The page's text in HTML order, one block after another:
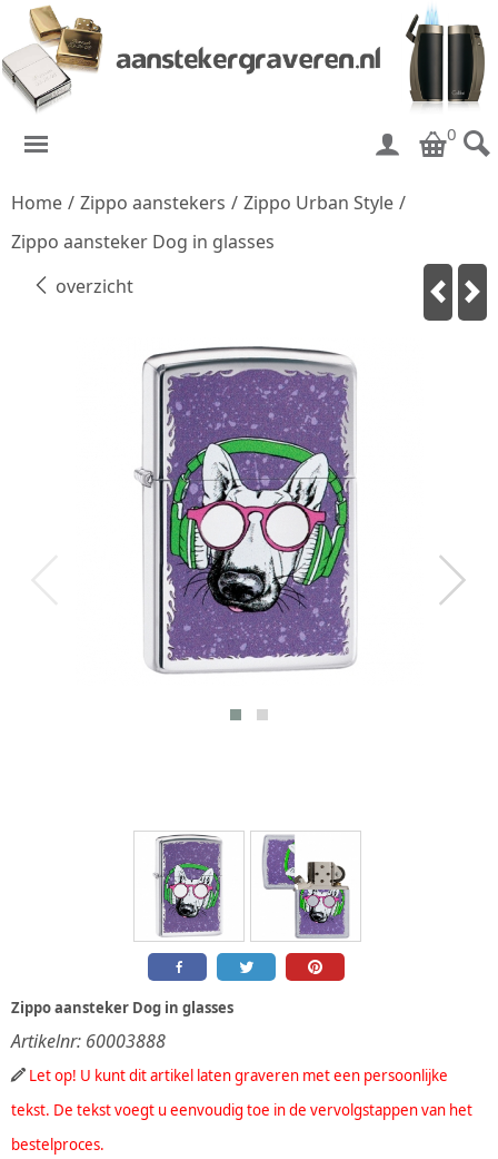
0
Home / Zippo aanstekers / Zippo Urban Style /
Zippo aansteker Dog in glasses
overzicht
Zippo aansteker Dog in glasses
Artikelnr: 60003888
Let op! U kunt dit artikel laten graveren met een persoonlijke
tekst. De tekst voegt u eenvoudig toe in de vervolgstappen van het
bestelproces.